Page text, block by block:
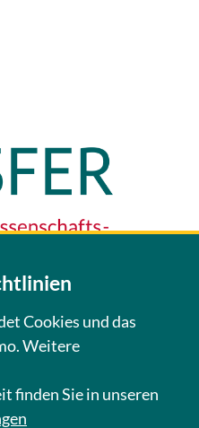
Cookies und das
Weitere
finden Sie in unseren